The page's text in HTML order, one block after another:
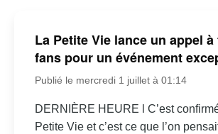
La Petite Vie lance un appel
fans pour un événement
Publié le mercredi 1 juillet à 01:14
DERNIÈRE HEURE l C’est
Petite Vie et c’est ce que l’on